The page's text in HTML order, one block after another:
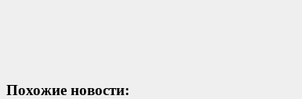
Похожие новости: